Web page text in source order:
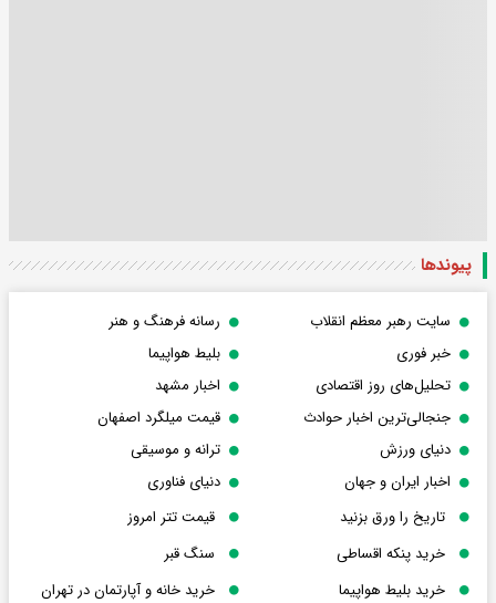
پیوندها
سایت رهبر معظم انقلاب
رسانه فرهنگ و هنر
خبر فوری
بلیط هواپیما
تحلیل‌های روز اقتصادی
اخبار مشهد
جنجالی‌ترین اخبار حوادث
قیمت میلگرد اصفهان
دنیای ورزش
ترانه و موسیقی
اخبار ایران و جهان
دنیای فناوری
تاریخ را ورق بزنید
قیمت تتر امروز
خرید پنکه اقساطی
سنگ قبر
خرید بلیط هواپیما
خرید خانه و آپارتمان در تهران